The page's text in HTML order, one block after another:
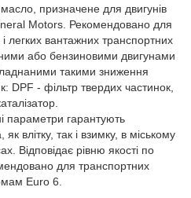
призначене для двигунів
Motors. Рекомендовано для
легких вантажних транспортних
або бензиновими двигунами
такими зниження
DPF - фільтр твердих частинок,
параметри гарантують
влітку, так і взимку, в міському
Відповідає рівню якості по
для транспортних
Euro 6.